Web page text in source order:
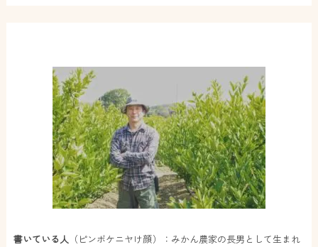
書いている人 （ピンボケニヤけ顔）：みかん農家の長男として生まれ